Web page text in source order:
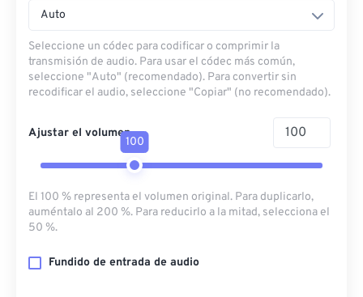
Auto
Seleccione un códec para codificar o comprimir la
transmisión de audio. Para usar el códec más común,
seleccione "Auto" (recomendado). Para convertir sin
recodificar el audio, seleccione "Copiar" (no recomendado).
Ajustar el volumen
100
El 100 % representa el volumen original. Para duplicarlo,
auméntalo al 200 %. Para reducirlo a la mitad, selecciona el
50 %.
Fundido de entrada de audio